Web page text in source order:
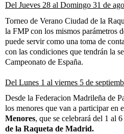
Del Jueves 28 al Domingo 31 de
Torneo de Verano Ciudad de la
la FMP con los mismos parámetros
puede servir como una toma de
con las condiciones que tendrán la
Campeonato de España.
Del Lunes 1 al viernes 5 de
Desde la Federacion Madrileña de
los menores que van a participar en
Menores, que se celebrará del 1 al
de la Raqueta de Madrid.